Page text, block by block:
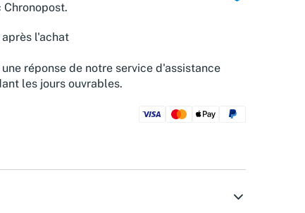
Chronopost.
l'achat
réponse de notre service d'assistance
les jours ouvrables.